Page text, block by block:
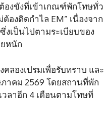
งขังที่เข้าเกณฑ์พักโทษทั่ว
งติดกำไล EM” เนื่องจาก
เป็นไปตามระเบียบของ
หนัก
ลองเปรมเพื่อรับทราบ และ
าคม 2569 โดยสถานที่พัก
ลาอีก 4 เดือนตามโทษที่